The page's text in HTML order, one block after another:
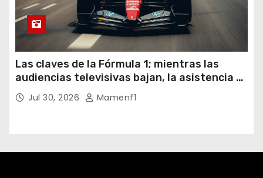
Las claves de la Fórmula 1; mientras las
audiencias televisivas bajan, la asistencia a
los circuitos suben y en España se nos
vienen sorpresas
Jul 30, 2026 Mamenf1